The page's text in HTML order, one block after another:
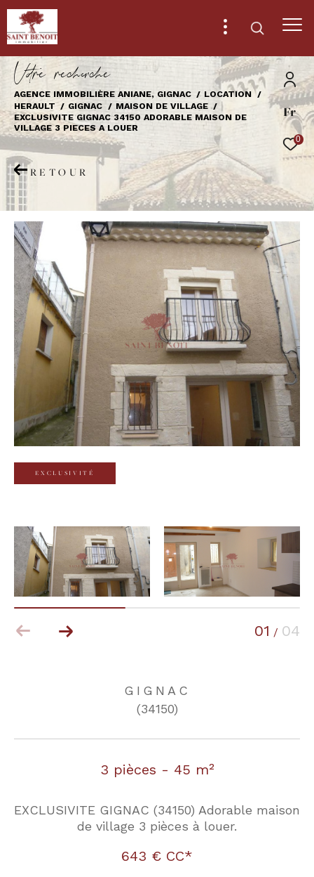
Fr
0
Vore recece
AGENCE IMMOBILIÈRE ANIANE, GIGNAC
LOCATION
HERAULT
GIGNAC
MAISON DE VILLAGE
EXCLUSIVITE GIGNAC 34150 ADORABLE MAISON DE
VILLAGE 3 PIECES A LOUER
RETOUR
EXCLUSIVITÉ
01 / 04
GIGNAC
(34150)
3 pièces - 45 m²
EXCLUSIVITE GIGNAC (34150) Adorable maison
de village 3 pièces à louer.
643 € CC*
Effectuer une recherche
et trouver le bien qui correspond à vos
critères
Type
d'offre
Location
Type
de
bien
Type de bien
Ville
Budget
Budget
Surface
Surface
Pièces
Référence
AFFINER LES CRITÈRES
TERRASSE PARKING
RECHERCHER